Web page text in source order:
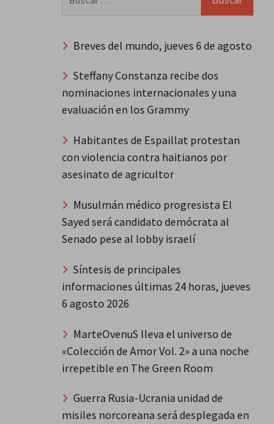
Breves del mundo, jueves 6 de agosto
Steffany Constanza recibe dos
nominaciones internacionales y una
evaluación en los Grammy
Habitantes de Espaillat protestan
con violencia contra haitianos por
asesinato de agricultor
Musulmán médico progresista El
Sayed será candidato demócrata al
Senado pese al lobby israelí
Síntesis de principales
informaciones últimas 24 horas, jueves
6 agosto 2026
MarteOvenuS lleva el universo de
«Colección de Amor Vol. 2» a una noche
irrepetible en The Green Room
Guerra Rusia-Ucrania unidad de
misiles norcoreana será desplegada en